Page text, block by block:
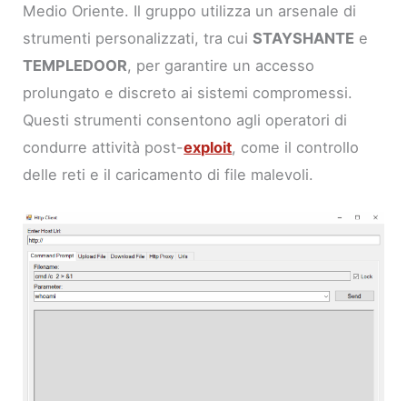
Medio Oriente. Il gruppo utilizza un arsenale di
strumenti personalizzati, tra cuiSTAYSHANTE e
TEMPLEDOOR, per garantire un accesso
prolungato e discreto ai sistemi compromessi.
Questi strumenti consentono agli operatori di
condurre attività post-exploit, come il controllo
delle reti e il caricamento di file malevoli.